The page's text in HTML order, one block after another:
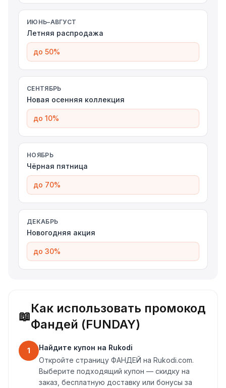
ИЮНЬ–АВГУСТ
Летняя распродажа
до 50%
СЕНТЯБРЬ
Новая осенняя коллекция
до 10%
НОЯБРЬ
Чёрная пятница
до 70%
ДЕКАБРЬ
Новогодняя акция
до 30%
📖
Как использовать промокод
Фандей (FUNDAY)
1
Найдите купон на Rukodi
Откройте страницу ФАНДЕЙ на Rukodi.com.
Выберите подходящий купон — скидку на
заказ, бесплатную доставку или бонусы за